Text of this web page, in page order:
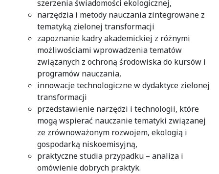
szerzenia świadomości ekologicznej,
narzędzia i metody nauczania zintegrowane z
tematyką zielonej transformacji
zapoznanie kadry akademickiej z różnymi
możliwościami wprowadzenia tematów
związanych z ochroną środowiska do kursów i
programów nauczania,
innowacje technologiczne w dydaktyce zielonej
transformacji
przedstawienie narzędzi i technologii, które
mogą wspierać nauczanie tematyki związanej
ze zrównoważonym rozwojem, ekologią i
gospodarką niskoemisyjną,
praktyczne studia przypadku – analiza i
omówienie dobrych praktyk.